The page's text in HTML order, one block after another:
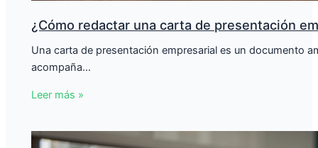
¿Cómo redactar una carta de presentación
Una carta de presentación empresarial es un documento
acompaña…
Leer más »